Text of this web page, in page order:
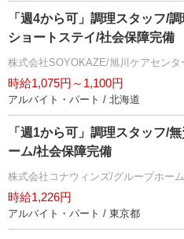
「週4から可」調理スタッフ/
ショートステイ/社会保障完備
株式会社SOYOKAZE/旭川ケアセンタ
時給1,075円～1,100円
アルバイト・パート / 北海道
「週1から可」調理スタッフ/
ーム/社会保障完備
株式会社コナウィンズ/グループホー
時給1,226円
アルバイト・パート / 東京都